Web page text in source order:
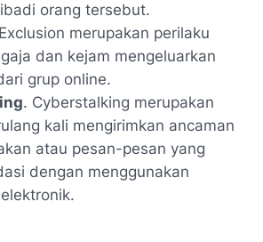
orang tersebut.
merupakan perilaku
dan kejam mengeluarkan
grup online.
. Cyberstalking merupakan
kali mengirimkan ancaman
atau pesan-pesan yang
dengan menggunakan